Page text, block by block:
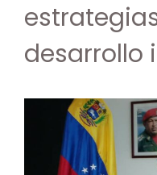
desarrollo